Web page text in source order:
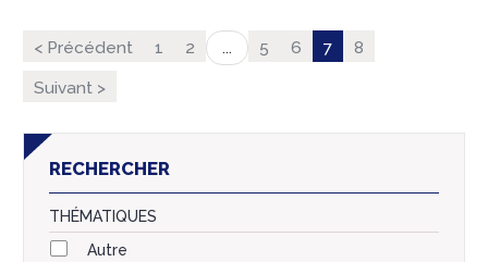
< Précédent 1 2 ... 5 6 7 8
Suivant >
RECHERCHER
THÉMATIQUES
Autre